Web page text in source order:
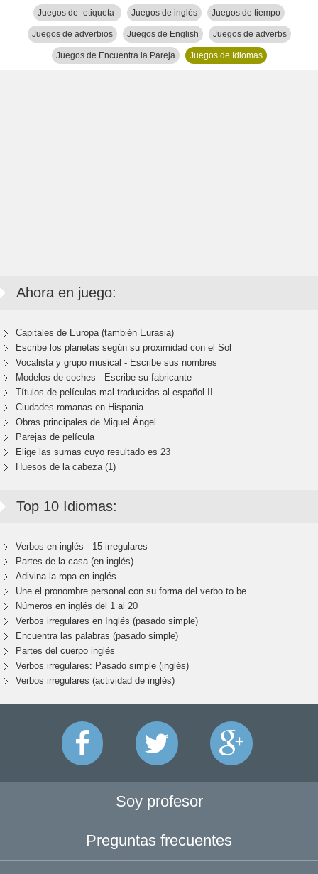
Juegos de -etiqueta- Juegos de inglés Juegos de tiempo
Juegos de adverbios Juegos de English Juegos de adverbs
Juegos de Encuentra la Pareja Juegos de Idiomas
Ahora en juego:
Capitales de Europa (también Eurasia)
Escribe los planetas según su proximidad con el Sol
Vocalista y grupo musical - Escribe sus nombres
Modelos de coches - Escribe su fabricante
Títulos de películas mal traducidas al español II
Ciudades romanas en Hispania
Obras principales de Miguel Ángel
Parejas de película
Elige las sumas cuyo resultado es 23
Huesos de la cabeza (1)
Top 10 Idiomas:
Verbos en inglés - 15 irregulares
Partes de la casa (en inglés)
Adivina la ropa en inglés
Une el pronombre personal con su forma del verbo to be
Números en inglés del 1 al 20
Verbos irregulares en Inglés (pasado simple)
Encuentra las palabras (pasado simple)
Partes del cuerpo inglés
Verbos irregulares: Pasado simple (inglés)
Verbos irregulares (actividad de inglés)
Soy profesor
Preguntas frecuentes